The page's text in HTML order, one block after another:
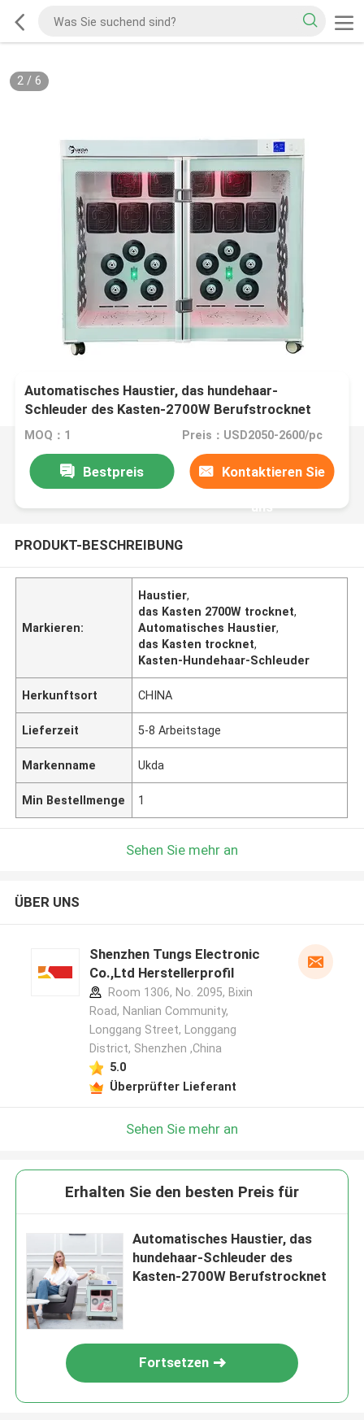
2/ 6
Automatisches Haustier, das hundehaar-
Schleuder des Kasten-2700W Berufstrocknet
MOQ：1 Preis：USD2050-2600/pc
Bestpreis Kontaktieren Sie
uns
PRODUKT-BESCHREIBUNG
Markieren:
Haustier,
das Kasten 2700W trocknet,
Automatisches Haustier,
das Kasten trocknet,
Kasten-Hundehaar-Schleuder
Herkunftsort CHINA
Lieferzeit 5-8 Arbeitstage
Markenname Ukda
Min Bestellmenge 1
Sehen Sie mehr an
ÜBER UNS
Shenzhen Tungs Electronic
Co.,Ltd Herstellerprofil
Room 1306, No. 2095, Bixin
Road, Nanlian Community,
Longgang Street, Longgang
District, Shenzhen ,China
5.0
Überprüfter Lieferant
Sehen Sie mehr an
Erhalten Sie den besten Preis für
Automatisches Haustier, das
hundehaar-Schleuder des
Kasten-2700W Berufstrocknet
Fortsetzen